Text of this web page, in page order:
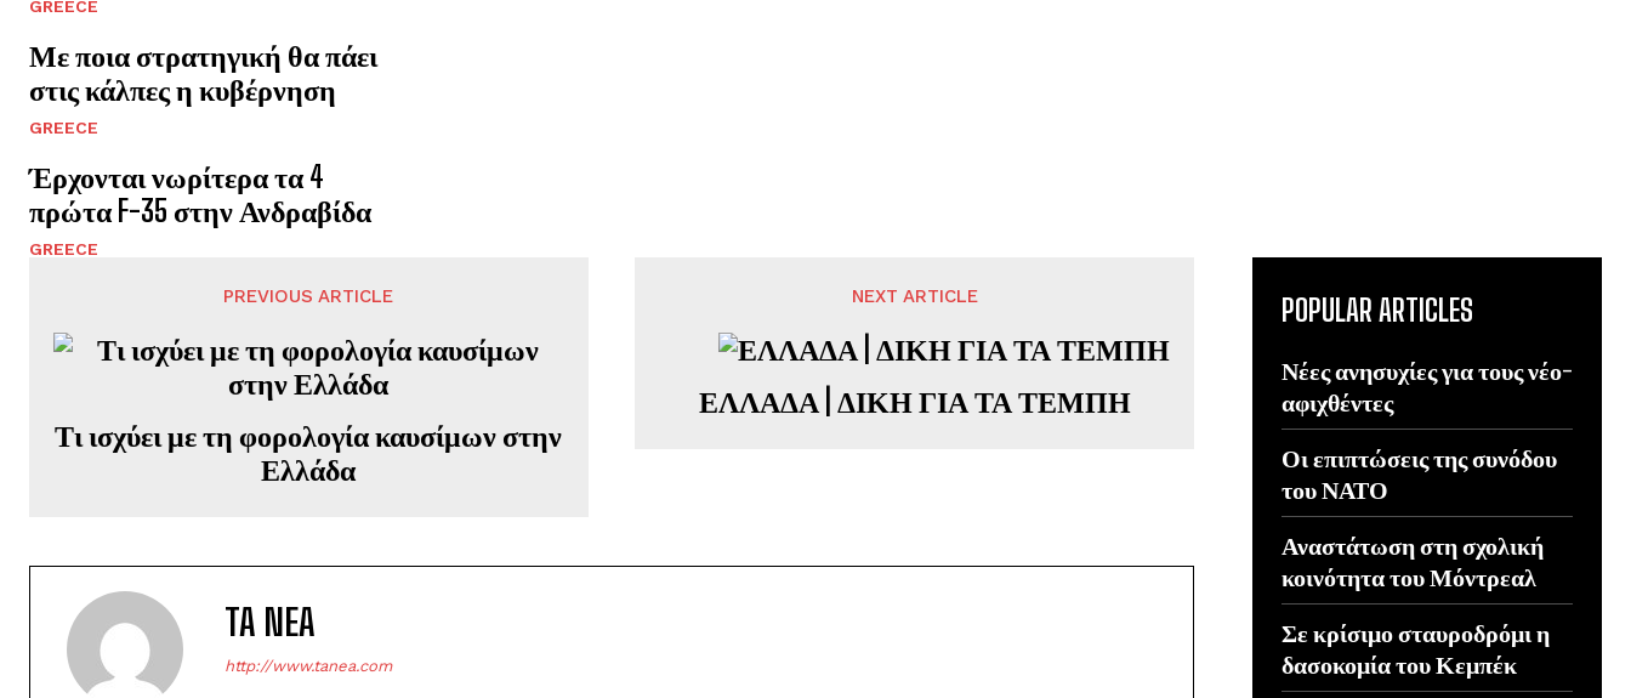
GREECE
Με ποια στρατηγική θα πάει
στις κάλπες η κυβέρνηση
GREECE
Έρχονται νωρίτερα τα 4
πρώτα F-35 στην Ανδραβίδα
GREECE
PREVIOUS ARTICLE
Τι ισχύει με τη φορολογία καυσίμων στην
Ελλάδα
NEXT ARTICLE
ΕΛΛΑΔΑ | ΔΙΚΗ ΓΙΑ ΤΑ ΤΕΜΠΗ
TA NEA
http://www.tanea.com
POPULAR ARTICLES
Νέες ανησυχίες για τους νέο-
αφιχθέντες
Οι επιπτώσεις της συνόδου
του ΝΑΤΟ
Αναστάτωση στη σχολική
κοινότητα του Μόντρεαλ
Σε κρίσιμο σταυροδρόμι η
δασοκομία του Κεμπέκ